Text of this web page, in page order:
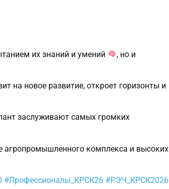
их знаний и умений
, но и
на новое развитие, откроет горизонты и
заслуживают самых громких
агропромышленного комплекса и высоких
#Профессионалы_КРСК26 #РЭЧ_КРСК2026